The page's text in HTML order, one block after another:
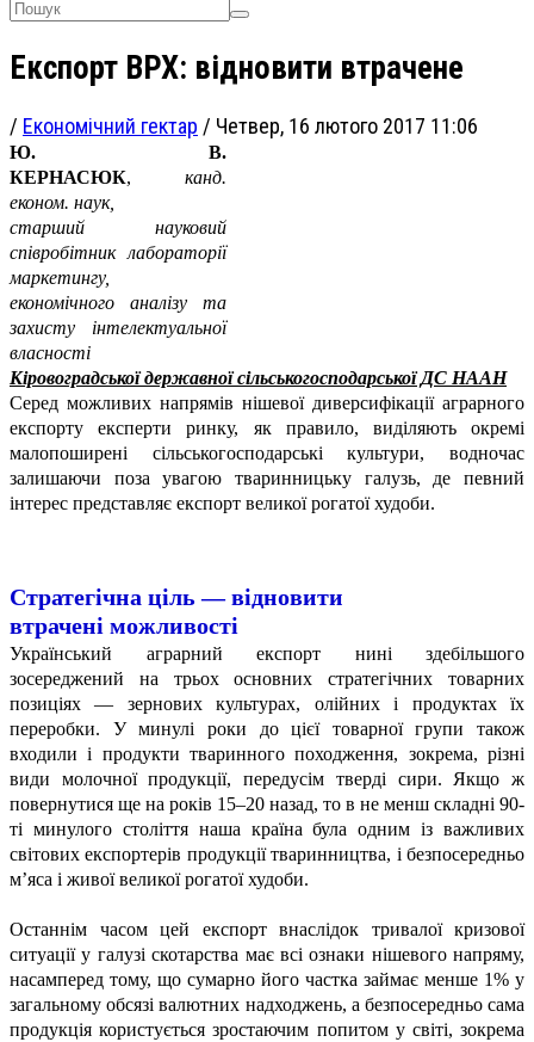
Експорт ВРХ: відновити втрачене
/ Економічний гектар / Четвер, 16 лютого 2017 11:06
Ю. В.
КЕРНАСЮК, канд.
економ. наук,
старший науковий
співробітник лабораторії
маркетингу,
економічного аналізу та
захисту інтелектуальної
власності
Кіровоградської державної сільськогосподарської ДС НААН
Серед можливих напрямів нішевої диверсифікації аграрного
експорту експерти ринку, як правило, виділяють окремі
малопоширені сільськогосподарські культури, водночас
залишаючи поза увагою тваринницьку галузь, де певний
інтерес представляє експорт великої рогатої худоби.
Стратегічна ціль — відновити
втрачені можливості
Український аграрний експорт нині здебільшого
зосереджений на трьох основних стратегічних товарних
позиціях — зернових культурах, олійних і продуктах їх
переробки. У минулі роки до цієї товарної групи також
входили і продукти тваринного походження, зокрема, різні
види молочної продукції, передусім тверді сири. Якщо ж
повернутися ще на років 15–20 назад, то в не менш складні 90-
ті минулого століття наша країна була одним із важливих
світових експортерів продукції тваринництва, і безпосередньо
м’яса і живої великої рогатої худоби.
Останнім часом цей експорт внаслідок тривалої кризової
ситуації у галузі скотарства має всі ознаки нішевого напряму,
насамперед тому, що сумарно його частка займає менше 1% у
загальному обсязі валютних надходжень, а безпосередньо сама
продукція користується зростаючим попитом у світі, зокрема